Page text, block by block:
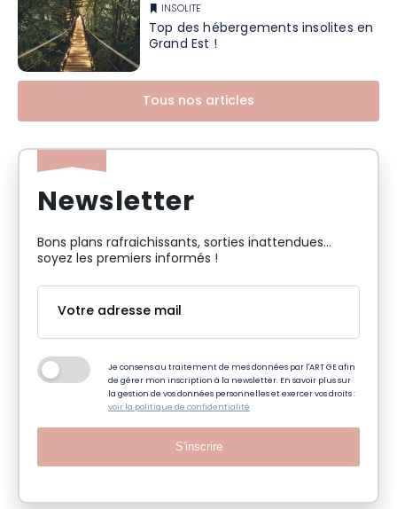
INSOLITE
Top des hébergements insolites en
Grand Est !
Tous nos articles
Newsletter
Bons plans rafraichissants, sorties inattendues…
soyez les premiers informés !
Je consens au traitement de mes données par l'ART GE afin
de gérer mon inscription à la newsletter. En savoir plus sur
la gestion de vos données personnelles et exercer vos droits :
voir la politique de confidentialité
S'inscrire